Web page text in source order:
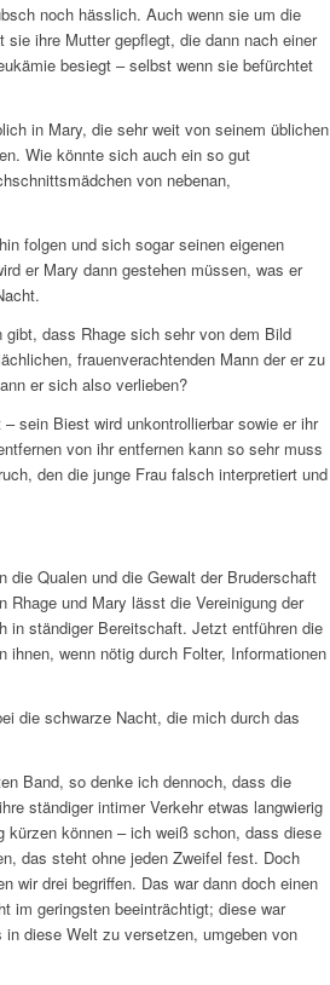
noch hässlich. Auch wenn sie um die
ihre Mutter gepflegt, die dann nach einer
besiegt – selbst wenn sie befürchtet
in Mary, die sehr weit von seinem üblichen
Wie könnte sich auch ein so gut
von nebenan,
folgen und sich sogar seinen eigenen
er Mary dann gestehen müssen, was er
dass Rhage sich sehr von dem Bild
frauenverachtenden Mann der er zu
er sich also verlieben?
sein Biest wird unkontrollierbar sowie er ihr
von ihr entfernen kann so sehr muss
den die junge Frau falsch interpretiert und
Qualen und die Gewalt der Bruderschaft
und Mary lässt die Vereinigung der
in ständiger Bereitschaft. Jetzt entführen die
wenn nötig durch Folter, Informationen
die schwarze Nacht, die mich durch das
Band, so denke ich dennoch, dass die
ständiger intimer Verkehr etwas langwierig
kürzen können – ich weiß schon, dass diese
das steht ohne jeden Zweifel fest. Doch
wir drei begriffen. Das war dann doch einen
im geringsten beeinträchtigt; diese war
diese Welt zu versetzen, umgeben von